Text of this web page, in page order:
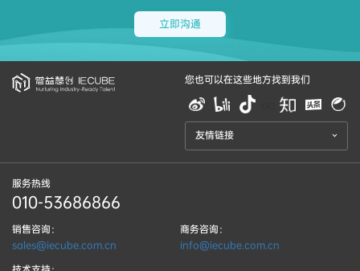
立即沟通
您也可以在这些地方找到我们
友情链接
服务热线
010-53686866
销售咨询：
sales@iecube.com.cn
商务咨询：
info@iecube.com.cn